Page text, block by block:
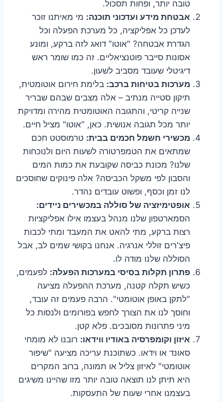
טובה יותר, ופחות תסכול.
אבטחת מידע ועדכוני תוכנה: מי מאיתנו זוכר
לעדכן כל אפליקציה, כל מערכת הפעלה וכל
הגדרת אבטחה? "אוטו" דואג לזה ברקע, ומונע
אסונות סייבר פוטנציאליים. זה כמו שומר ראש
דיגיטלי שעובד מסביב לשעון.
מערכות בטיחות ברכב: בלימת חירום אוטומטית,
תיקון סטייה מנתיב – אלה מצבים שבהם שבריר
שנייה קריטי, והתגובה האוטומטית מהירה ומדויקת
יותר מכל תגובה אנושית. כאן, "אוטו" מציל חיים.
מכשירי חשמל חכמים בבית: טרמוסטט חכם
שמתאים את הטמפרטורה לשעות היום ולנוכחות
שלנו? מכונת כביסה שקובעת את כמות המים
והסבון לפי משקל הכביסה? אלה פינוקים שחוסכים
לנו זמן וכסף, ופשוט עובדים נהדר.
אופטימיזציה של סוללה במכשירים ניידים:
הסמארטפון שלנו מנהל בעצמו אילו אפליקציות
רצות ברקע, מתי להאט את המעבד ומתי לכבות
פיצ'רים זוללי אנרגיה. אנחנו בקושי שמים לב, אבל
הסוללה שלנו מודה לו.
פתרון תקלות בסיסי במערכות הפעלה: לפעמים,
כשיש תקלה קטנה, מערכת ההפעלה מציעה
"לתקן באופן אוטומטי". הרבה פעמים זה עובד,
וחוסך לנו את הצורך לחפש בפורומים ולנסות כל
מיני פתרונות מסובכים. פלא קטן.
איזון וקומפרסיה באודיו ווידאו: רובנו לא מומחי
סאונד או וידאו. כשתוכנת עריכה מציעה "שיפור
אוטומטי" לאיזון צליל או תמונה, ברוב המקרים
היא תיתן לנו תוצאה טובה יותר מזו שהיינו משיגים
בעצמנו אחרי שעות של התעסקות.